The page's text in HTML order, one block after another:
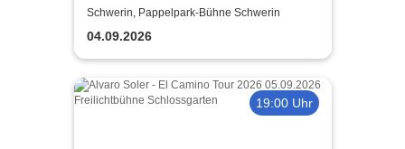
To Depeche Mode
Schwerin, Pappelpark-Bühne Schwerin
04.09.2026
19:00 Uhr